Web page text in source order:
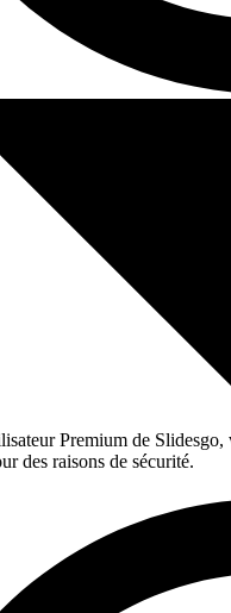
Premium de
des raisons de sécurité.